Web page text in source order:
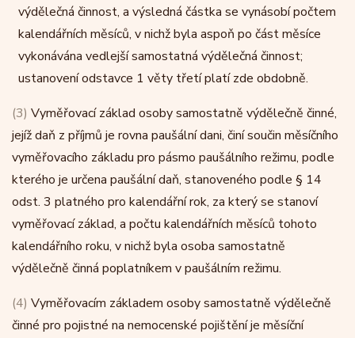
výdělečná činnost, a výsledná částka se vynásobí počtem
kalendářních měsíců, v nichž byla aspoň po část měsíce
vykonávána vedlejší samostatná výdělečná činnost;
ustanovení odstavce 1 věty třetí platí zde obdobně.
(3) Vyměřovací základ osoby samostatně výdělečně činné,
jejíž daň z příjmů je rovna paušální dani, činí součin měsíčního
vyměřovacího základu pro pásmo paušálního režimu, podle
kterého je určena paušální daň, stanoveného podle § 14
odst. 3 platného pro kalendářní rok, za který se stanoví
vyměřovací základ, a počtu kalendářních měsíců tohoto
kalendářního roku, v nichž byla osoba samostatně
výdělečně činná poplatníkem v paušálním režimu.
(4) Vyměřovacím základem osoby samostatně výdělečně
činné pro pojistné na nemocenské pojištění je měsíční